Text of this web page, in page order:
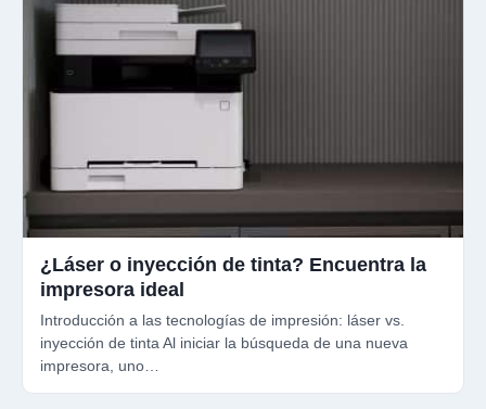
¿Láser o inyección de tinta? Encuentra la
impresora ideal
Introducción a las tecnologías de impresión: láser vs.
inyección de tinta Al iniciar la búsqueda de una nueva
impresora, uno…